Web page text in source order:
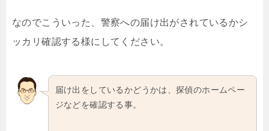
なのでこういった、警察への届け出がされているかシ
ッカリ確認する様にしてください。
届け出をしているかどうかは、探偵のホームペー
ジなどを確認する事。